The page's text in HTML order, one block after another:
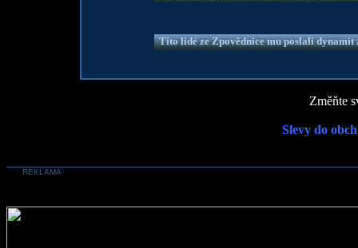
Tito lidé ze Zpovědnice mu poslali dynamit
Změňte
Slevy do
REKLAMA